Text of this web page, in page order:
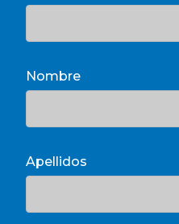
Nombre
Apellidos